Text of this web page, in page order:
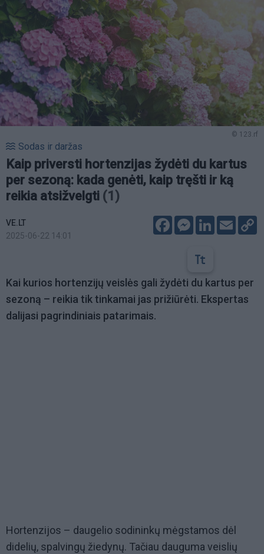
© 123.rf
Sodas ir daržas
Kaip priversti hortenzijas žydėti du kartus
per sezoną: kada genėti, kaip tręšti ir ką
reikia atsižvelgti (1)
VE.LT
2025-06-22 14:01
FacebookMessenger
LinkedIn
Email
Kai kurios hortenzijų veislės gali žydėti du kartus per
sezoną – reikia tik tinkamai jas prižiūrėti. Ekspertas
dalijasi pagrindiniais patarimais.
Hortenzijos – daugelio sodininkų mėgstamos dėl
didelių, spalvingų žiedynų. Tačiau dauguma veislių